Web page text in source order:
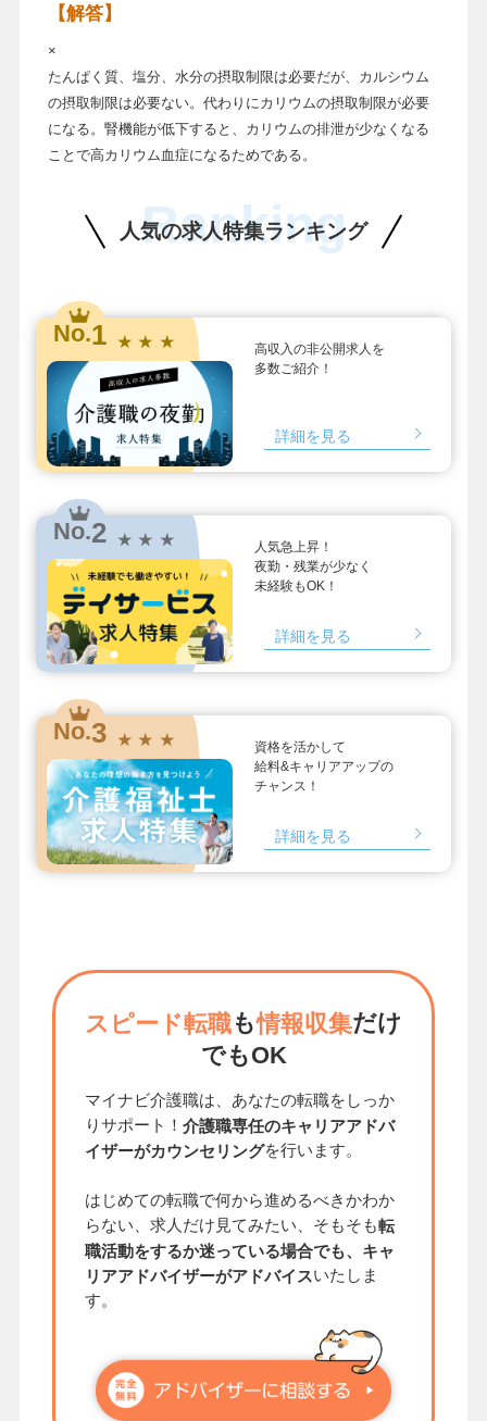
【解答】
×
たんぱく質、塩分、水分の摂取制限は必要だが、カルシウム
の摂取制限は必要ない。代わりにカリウムの摂取制限が必要
になる。腎機能が低下すると、カリウムの排泄が少なくなる
ことで高カリウム血症になるためである。
人気の求人特集ランキング
Ranking
No.1 ★ ★ ★
高収入の非公開求人を
多数ご紹介！
詳細を見る
No.2 ★ ★ ★
人気急上昇！
夜勤・残業が少なく
未経験もOK！
詳細を見る
No.3 ★ ★ ★
資格を活かして
給料&キャリアアップの
チャンス！
詳細を見る
スピード転職も情報収集だけ
でもOK
マイナビ介護職は、あなたの転職をしっか
りサポート！ 介護職専任のキャリアアドバ
イザーがカウンセリングを行います。
はじめての転職で何から進めるべきかわか
らない、求人だけ見てみたい、そもそも転
職活動をするか迷っている場合でも、キャ
リアアドバイザーがアドバイスいたしま
す。